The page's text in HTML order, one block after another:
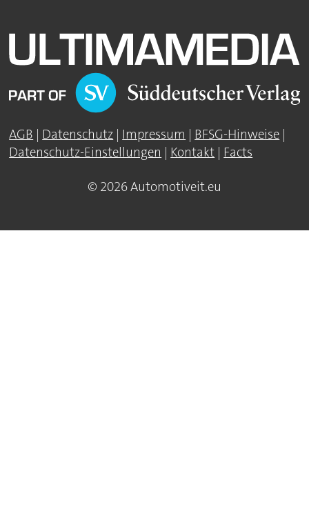
AGB | Datenschutz | Impressum | BFSG-Hinweise |
Datenschutz-Einstellungen | Kontakt | Facts
© 2026 Automotiveit.eu